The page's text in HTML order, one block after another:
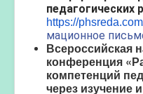
педагогических
https://
мационное
Всероссийская
конференция
компетенций
через изучение